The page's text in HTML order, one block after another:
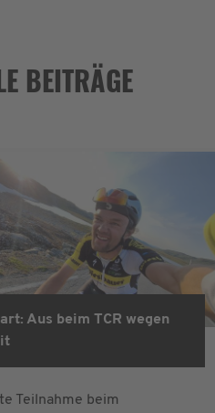
BEITRÄGE
Aus beim TCR wegen
Teilnahme beim